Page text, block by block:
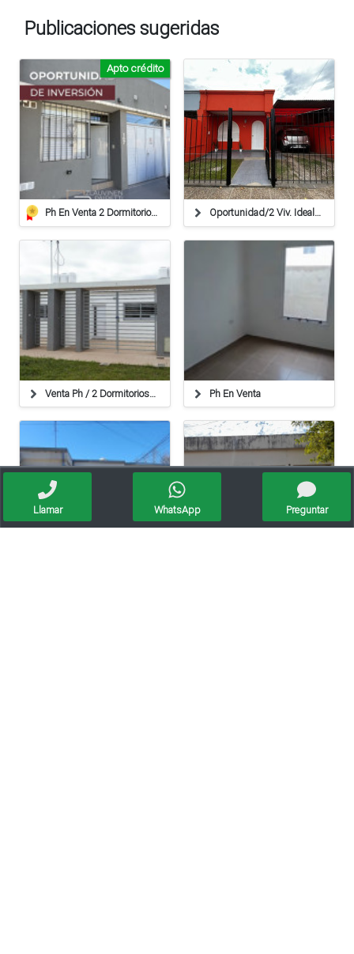
Publicaciones sugeridas
Ph En Venta 2 Dormitorios // Apto Credito
Apto crédito
Oportunidad/2 Viv. Ideal Renta/patio Verde
Venta Ph / 2 Dormitorios / Cochera Ph En Venta
Llamar WhatsApp Preguntar